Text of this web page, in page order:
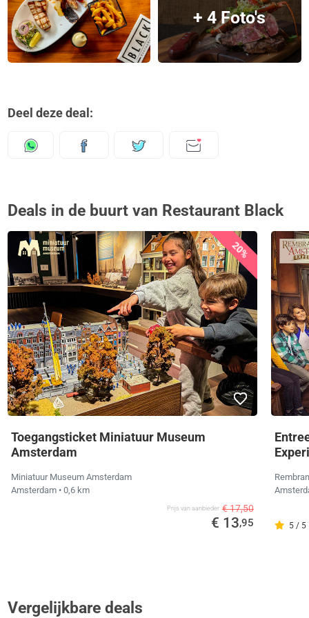
+ 4 Foto's
Deel deze deal:
Deals in de buurt van Restaurant Black
20%
Toegangsticket Miniatuur Museum
Amsterdam
Miniatuur Museum Amsterdam
Amsterdam • 0,6 km
Prijs van aanbieder € 17,50
€ 13,95 5 / 5
Vergelijkbare deals